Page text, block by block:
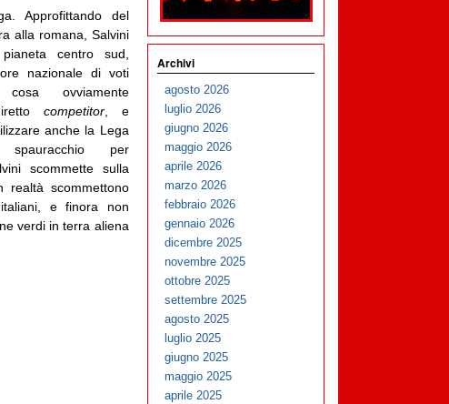
Approfittando del
alla romana, Salvini
centro sud,
nazionale di voti
cosa ovviamente
competitor, e
anche la Lega
spauracchio per
scommette sulla
realtà scommettono
italiani, e finora non
verdi in terra aliena
Archivi
agosto 2026
luglio 2026
giugno 2026
maggio 2026
aprile 2026
marzo 2026
febbraio 2026
gennaio 2026
dicembre 2025
novembre 2025
ottobre 2025
settembre 2025
agosto 2025
luglio 2025
giugno 2025
maggio 2025
aprile 2025